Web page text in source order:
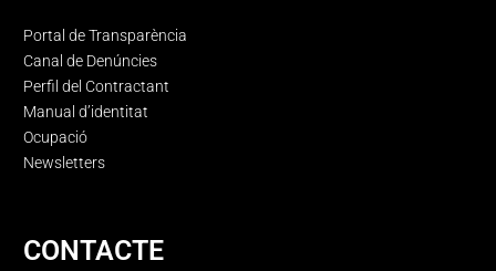
Portal de Transparència
Canal de Denúncies
Perfil del Contractant
Manual d’identitat
Ocupació
Newsletters
CONTACTE